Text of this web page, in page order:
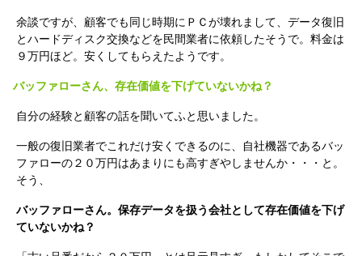
余談ですが、顧客でも同じ時期にＰＣが壊れまして、データ復旧
とハードディスク交換などを民間業者に依頼したそうで。料金は
９万円ほど。安くしてもらえたようです。
バッファローさん、存在価値を下げていないかね？
自分の経験と顧客の話を聞いてふと思いました。
一般の復旧業者でこれだけ安くできるのに、自社機器であるバッ
ファローの２０万円はあまりにも高すぎやしませんか・・・と。
そう、
バッファローさん。保存データを扱う会社として存在価値を下げ
ていないかね？